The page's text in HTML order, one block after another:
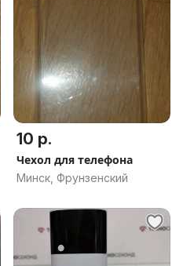
10 р.
Чехол для телефона
Минск, Фрунзенский